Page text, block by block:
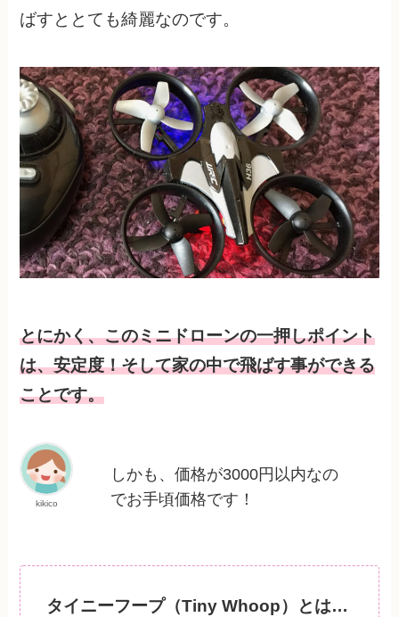
ばすととても綺麗なのです。
とにかく、このミニドローンの一押しポイント
は、安定度！そして家の中で飛ばす事ができる
ことです。
kikico
しかも、価格が3000円以内なの
でお手頃価格です！
タイニーフープ（Tiny Whoop）とは…